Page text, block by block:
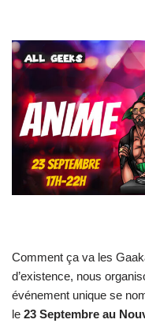
Comment ça va les
d’existence, nous
événement unique se
le 23 Septembre au